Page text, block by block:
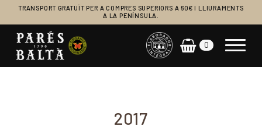
TRANSPORT GRATUÏT PER A COMPRES SUPERIORS A 60€ I LLIURAMENTS
A LA PENÍNSULA.
Navegació principal 0
2017